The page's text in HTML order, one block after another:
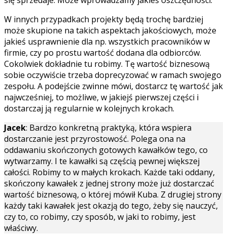
W innych przypadkach projekty będą trochę bardziej
może skupione na takich aspektach jakościowych, może
jakieś usprawnienie dla np. wszystkich pracowników w
firmie, czy po prostu wartość dodana dla odbiorców.
Cokolwiek dokładnie tu robimy. Tę wartość biznesową
sobie oczywiście trzeba doprecyzować w ramach swojego
zespołu. A podejście zwinne mówi, dostarcz tę wartość jak
najwcześniej, to możliwe, w jakiejś pierwszej części i
dostarczaj ją regularnie w kolejnych krokach.
Jacek: Bardzo konkretną praktyką, która wspiera
dostarczanie jest przyrostowość. Polega ona na
oddawaniu skończonych gotowych kawałków tego, co
wytwarzamy. I te kawałki są częścią pewnej większej
całości. Robimy to w małych krokach. Każde taki oddany,
skończony kawałek z jednej strony może już dostarczać
wartość biznesową, o której mówił Kuba. Z drugiej strony
każdy taki kawałek jest okazją do tego, żeby się nauczyć,
czy to, co robimy, czy sposób, w jaki to robimy, jest
właściwy.